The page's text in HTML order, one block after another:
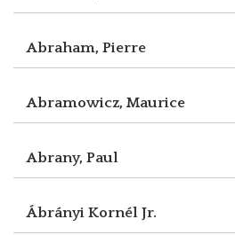
Abraham, Pierre
Abramowicz, Maurice
Abrany, Paul
Ábrányi Kornél Jr.